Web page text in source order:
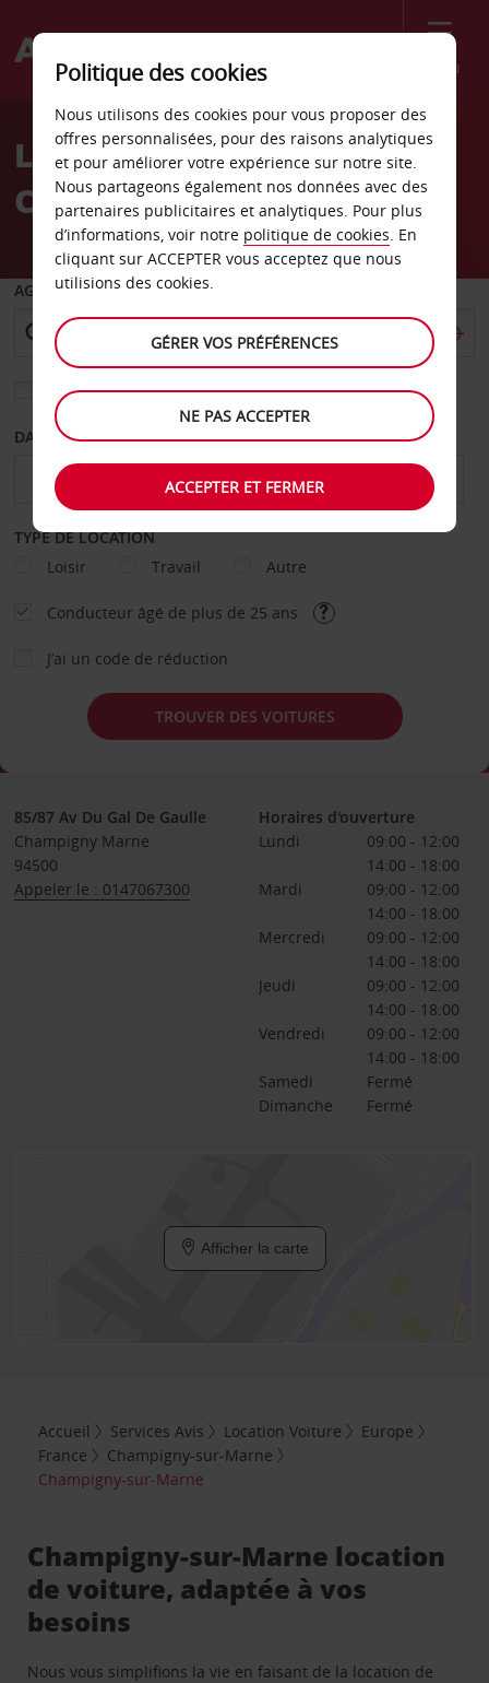
Menu
Welcome
AvisLocation de voiture
Champigny-sur-Marne
AGENCE DE DÉPART
Sélectionnez une autre agence de retour
DATE DE DÉPART DATE DE RETOUR
TYPE DE LOCATION
Loisir
Travail Autre
Conducteur âgé de plus de 25 ans
J’ai un code de réduction
TROUVER DES VOITURES
85/87 Av Du Gal De Gaulle
Champigny Marne
94500
Appeler le : 0147067300
Horaires d'ouverture
Lundi
09:00 - 12:00
14:00 - 18:00
Mardi
09:00 - 12:00
14:00 - 18:00
Mercredi
09:00 - 12:00
14:00 - 18:00
Jeudi
09:00 - 12:00
14:00 - 18:00
Vendredi
09:00 - 12:00
14:00 - 18:00
Samedi
Fermé
Dimanche
Fermé
Afficher la carte
Accueil Services Avis Location Voiture
Europe
France
Champigny-sur-Marne
Champigny-sur-Marne
Champigny-sur-Marne location
de voiture, adaptée à vos
besoins
Nous vous simplifions la vie en faisant de la location de
Politique des cookies
Nous utilisons des cookies pour vous proposer des
offres personnalisées, pour des raisons analytiques
et pour améliorer votre expérience sur notre site.
Nous partageons également nos données avec des
partenaires publicitaires et analytiques. Pour plus
d’informations, voir notre politique de cookies. En
cliquant sur ACCEPTER vous acceptez que nous
utilisions des cookies.
GÉRER VOS PRÉFÉRENCES
NE PAS ACCEPTER
ACCEPTER ET FERMER